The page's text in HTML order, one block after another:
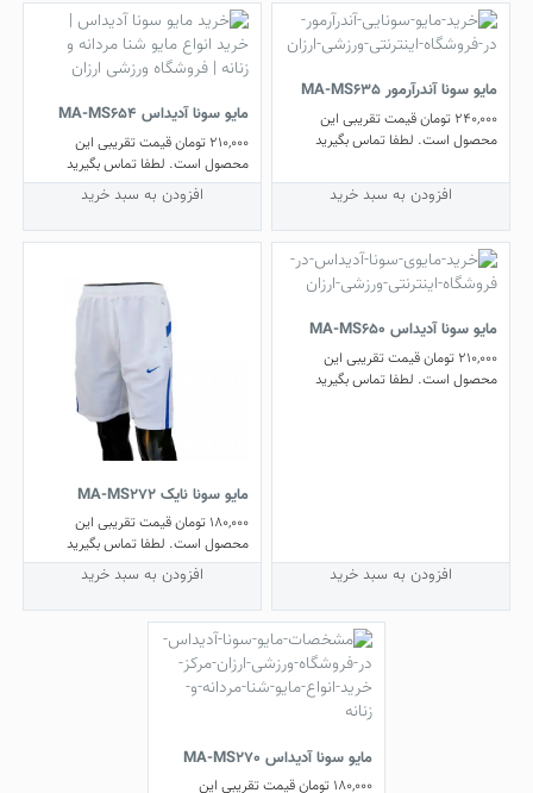
مایو سونا آندرآرمور MA-MS635
240,000 تومانقیمت تقریبی این
محصول است. لطفا تماس بگیرید
افزودن به سبد خرید
مایو سونا آدیداس MA-MS654
210,000 تومانقیمت تقریبی این
محصول است. لطفا تماس بگیرید
افزودن به سبد خرید
مایو سونا آدیداس MA-MS650
210,000 تومانقیمت تقریبی این
محصول است. لطفا تماس بگیرید
افزودن به سبد خرید
مایو سونا نایک MA-MS272
180,000 تومانقیمت تقریبی این
محصول است. لطفا تماس بگیرید
افزودن به سبد خرید
مایو سونا آدیداس MA-MS270
180,000 تومانقیمت تقریبی این